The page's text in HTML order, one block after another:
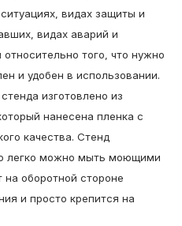
видах защиты и
видах аварий и
того, что нужно
и удобен в использовании.
изготовлено из
нанесена пленка с
качества. Стенд
легко можно мыть моющими
оборотной стороне
и просто крепится на